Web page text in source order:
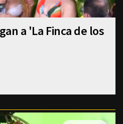
a 'La Finca de los